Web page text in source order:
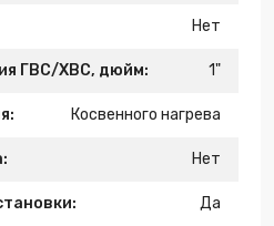
Нет
ГВС/ХВС, дюйм: 1"
Косвенного нагрева
Нет
Да